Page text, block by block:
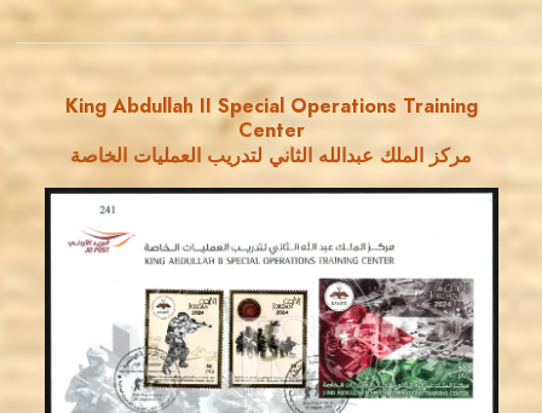
King Abdullah II Special Operations Training
Center
مركز الملك عبدالله الثاني لتدريب العمليات الخاصة
JS
MAHDI BSEISO